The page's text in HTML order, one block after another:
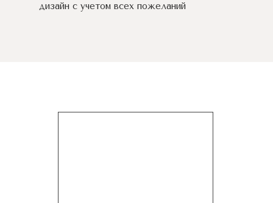
дизайн c учетом всех пожеланий